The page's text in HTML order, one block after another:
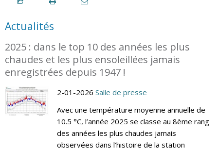
Actualités
2025 : dans le top 10 des années les plus
chaudes et les plus ensoleillées jamais
enregistrées depuis 1947 !
2-01-2026 Salle de presse
Avec une température moyenne annuelle de
10.5 °C, l’année 2025 se classe au 8ème rang
des années les plus chaudes jamais
observées dans l’histoire de la station